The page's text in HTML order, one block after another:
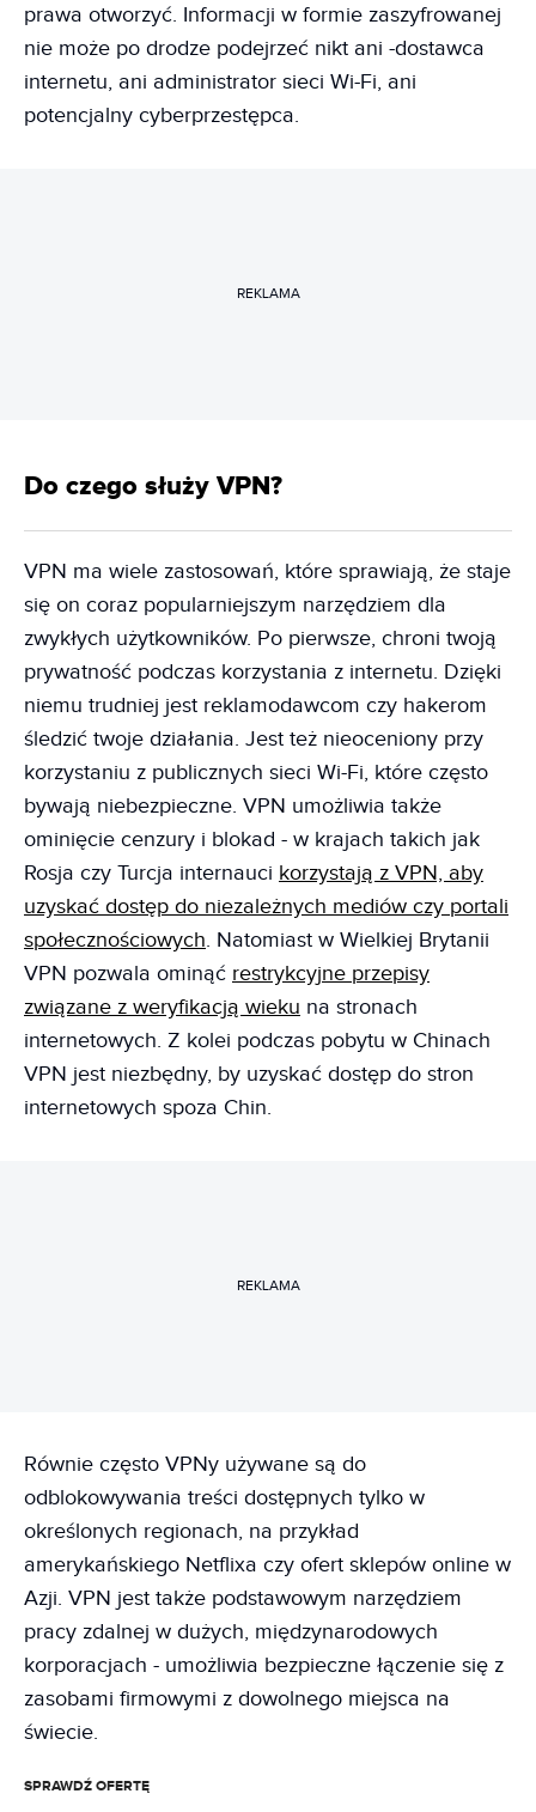
prawa otworzyć. Informacji w formie zaszyfrowanej
nie może po drodze podejrzeć nikt ani -dostawca
internetu, ani administrator sieci Wi-Fi, ani
potencjalny cyberprzestępca.
REKLAMA
Do czego służy VPN?
VPN ma wiele zastosowań, które sprawiają, że staje
się on coraz popularniejszym narzędziem dla
zwykłych użytkowników. Po pierwsze, chroni twoją
prywatność podczas korzystania z internetu. Dzięki
niemu trudniej jest reklamodawcom czy hakerom
śledzić twoje działania. Jest też nieoceniony przy
korzystaniu z publicznych sieci Wi-Fi, które często
bywają niebezpieczne. VPN umożliwia także
ominięcie cenzury i blokad - w krajach takich jak
Rosja czy Turcja internauci korzystają z VPN, aby
uzyskać dostęp do niezależnych mediów czy portali
społecznościowych. Natomiast w Wielkiej Brytanii
VPN pozwala ominąć restrykcyjne przepisy
związane z weryfikacją wieku na stronach
internetowych. Z kolei podczas pobytu w Chinach
VPN jest niezbędny, by uzyskać dostęp do stron
internetowych spoza Chin.
REKLAMA
Równie często VPNy używane są do
odblokowywania treści dostępnych tylko w
określonych regionach, na przykład
amerykańskiego Netflixa czy ofert sklepów online w
Azji. VPN jest także podstawowym narzędziem
pracy zdalnej w dużych, międzynarodowych
korporacjach - umożliwia bezpieczne łączenie się z
zasobami firmowymi z dowolnego miejsca na
świecie.
SPRAWDŹ OFERTĘ